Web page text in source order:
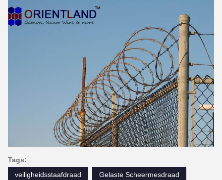
Tags:
veiligheidsstaafdraad
Gelaste Scheermesdraad